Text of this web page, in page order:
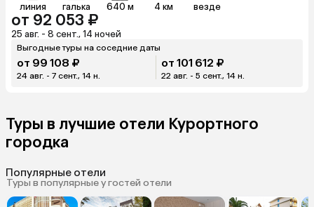
линия галька 640 м 4 км везде
от 92 053 ₽
25 авг. - 8 сент., 14 ночей
Выгодные туры на соседние даты
от 99 108 ₽
24 авг. - 7 сент., 14 н.
от 101 612 ₽
22 авг. - 5 сент., 14 н.
Туры в лучшие отели Курортного
городка
Популярные отели
Туры в популярные у гостей отели